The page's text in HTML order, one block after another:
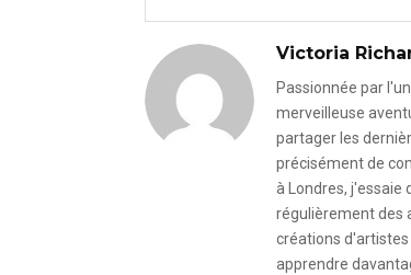
Victoria
Passionnée par
merveilleuse
partager les
précisément de
à Londres, j'essaie
régulièrement des
créations
apprendre